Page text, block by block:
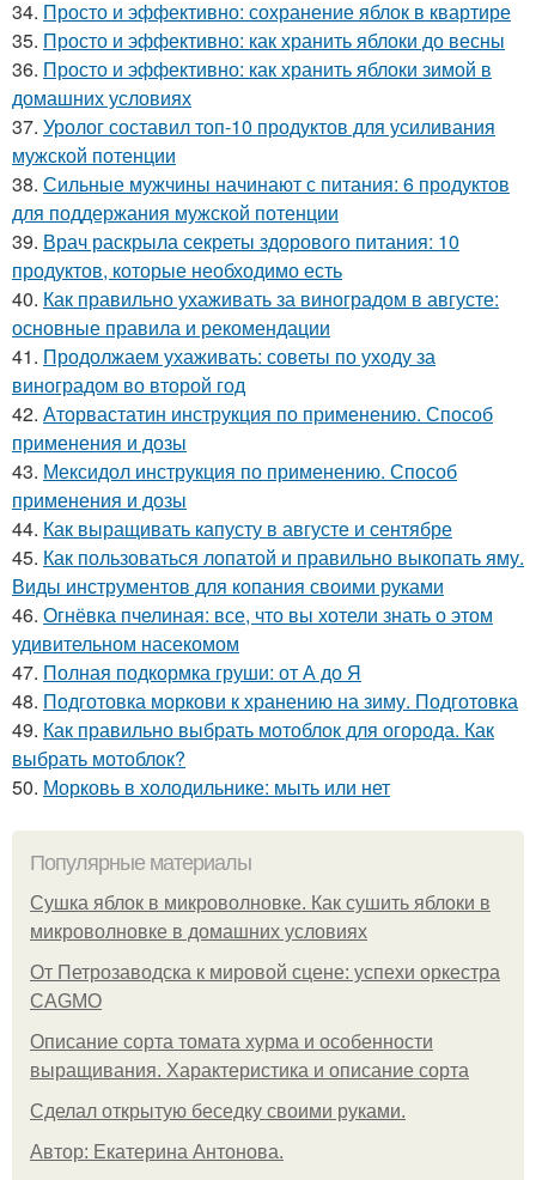
34. Просто и эффективно: сохранение яблок в квартире
35. Просто и эффективно: как хранить яблоки до весны
36. Просто и эффективно: как хранить яблоки зимой в
домашних условиях
37. Уролог составил топ-10 продуктов для усиливания
мужской потенции
38. Сильные мужчины начинают с питания: 6 продуктов
для поддержания мужской потенции
39. Врач раскрыла секреты здорового питания: 10
продуктов, которые необходимо есть
40. Как правильно ухаживать за виноградом в августе:
основные правила и рекомендации
41. Продолжаем ухаживать: советы по уходу за
виноградом во второй год
42. Аторвастатин инструкция по применению. Способ
применения и дозы
43. Мексидол инструкция по применению. Способ
применения и дозы
44. Как выращивать капусту в августе и сентябре
45. Как пользоваться лопатой и правильно выкопать яму.
Виды инструментов для копания своими руками
46. Огнёвка пчелиная: все, что вы хотели знать о этом
удивительном насекомом
47. Полная подкормка груши: от А до Я
48. Подготовка моркови к хранению на зиму. Подготовка
49. Как правильно выбрать мотоблок для огорода. Как
выбрать мотоблок?
50. Морковь в холодильнике: мыть или нет
Популярные материалы
Сушка яблок в микроволновке. Как сушить яблоки в
микроволновке в домашних условиях
От Петрозаводска к мировой сцене: успехи оркестра
CAGMO
Описание сорта томата хурма и особенности
выращивания. Характеристика и описание сорта
Сделал открытую беседку своими руками.
Автор: Екатерина Антонова.